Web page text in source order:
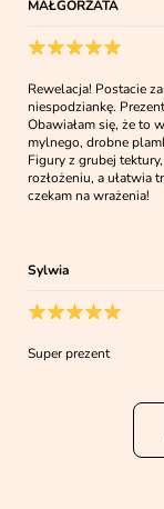
MAŁGORZATA
Rewelacja! Postacie
niespodziankę.
Obawiałam się, że to
mylnego, drobne
Figury z grubej
rozłożeniu, a ułatwia
czekam na wrażenia!
Sylwia
Super prezent